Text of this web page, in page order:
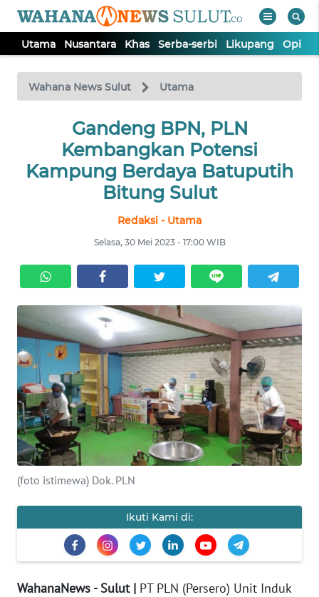
Utama Nusantara Khas Serba-serbi Likupang Opini
Wahana News Sulut Utama
Gandeng BPN, PLN
Kembangkan Potensi
Kampung Berdaya Batuputih
Bitung Sulut
Redaksi - Utama
Selasa, 30 Mei 2023 - 17:00 WIB
(foto istimewa) Dok. PLN
Ikuti Kami di:
WahanaNews - Sulut | PT PLN (Persero) Unit Induk
TV
Tutup
NUSANTARA
SERBI
LIKUPANG
OPINI
Informasi
INDEKS
BERITA
KONTAK
KAMI
IKLAN
KAMI